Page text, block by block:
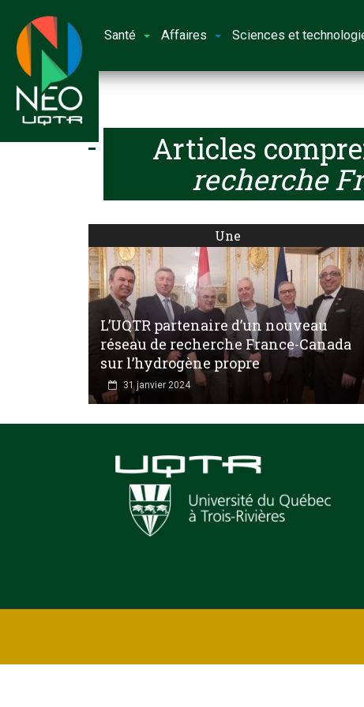
Santé Affaires Sciences et
Articles
recherche
Une
L’UQTR partenaire d’un nouveau
réseau de recherche France-Canada
sur l’hydrogène propre
31 janvier 2024